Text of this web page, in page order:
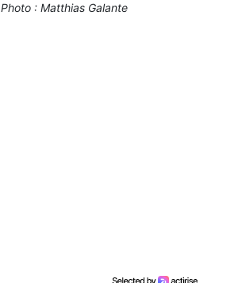
Photo : Matthias Galante